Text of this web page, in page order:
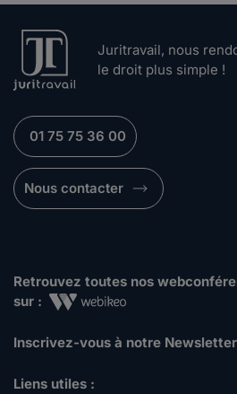
Juritravail, nous
le droit plus simple !
01 75 75 36 00
Nous contacter
Retrouvez toutes nos
sur :
Inscrivez-vous à notre Newsletter
Liens utiles :